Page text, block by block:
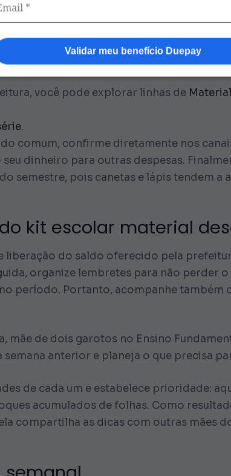
Validar meu benefício Duepay
possíveis necessidades especiais:
tesouras e colas específicas. Nesse
você pode explorar linhas de
.
comum, confirme diretamente nos
dinheiro para outras despesas.
semestre, pois canetas e lápis tendem a
kit escolar material
liberação do saldo oferecido pela
organize lembretes para não perder
período. Portanto, acompanhe também
mãe de dois garotos no Ensino
semana anterior e planeja o que precisa
de cada um e estabelece prioridade:
acumulados de folhas. Como
compartilha as dicas com outras mães